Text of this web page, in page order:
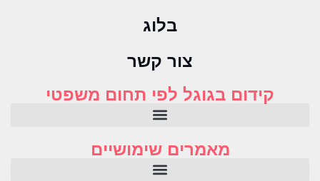
בלוג
צור קשר
קידום בגוגל לפי תחום משפטי
מאמרים שימושיים